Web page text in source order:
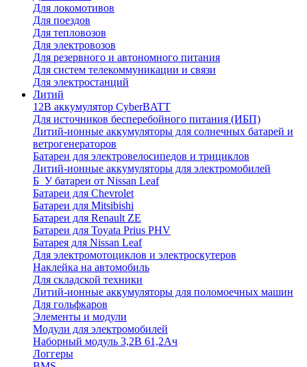
Для локомотивов
Для поездов
Для тепловозов
Для электровозов
Для резервного и автономного питания
Для систем телекоммуникации и связи
Для электростанций
Литий
12В аккумулятор CyberBATT
Для источников бесперебойного питания (ИБП)
Литий-ионные аккумуляторы для солнечных батарей и
ветрогенераторов
Батареи для электровелосипедов и трициклов
Литий-ионные аккумуляторы для электромобилей
Б_У батареи от Nissan Leaf
Батареи для Chevrolet
Батареи для Mitsibishi
Батареи для Renault ZE
Батареи для Toyata Prius PHV
Батарея для Nissan Leaf
Для электромотоциклов и электроскутеров
Наклейка на автомобиль
Для складской техники
Литий-ионные аккумуляторы для поломоечных машин
Для гольфкаров
Элементы и модули
Модули для электромобилей
Наборный модуль 3,2В 61,2Ач
Логгеры